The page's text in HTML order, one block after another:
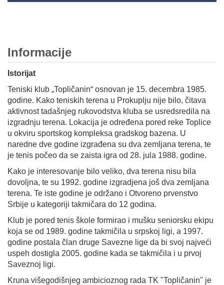
Informacije
Istorijat
Teniski klub „Topličanin“ osnovan je 15. decembra 1985.
godine. Kako teniskih terena u Prokuplju nije bilo, čitava
aktivnost tadašnjeg rukovodstva kluba se usredsredila na
izgradnju terena. Lokacija je određena pored reke Toplice
u okviru sportskog kompleksa gradskog bazena. U
naredne dve godine izgrađena su dva zemljana terena, te
je tenis počeo da se zaista igra od 28. jula 1988. godine.
Kako je interesovanje bilo veliko, dva terena nisu bila
dovoljna, te su 1992. godine izgradjena još dva zemljana
terena. Te iste godine je održano i Otvoreno prvenstvo
Srbije u kategoriji takmičara do 12 godina.
Klub je pored tenis škole formirao i mušku seniorsku ekipu
koja se od 1989. godine takmičila u srpskoj ligi, a 1997.
godine postala član druge Savezne lige da bi svoj najveći
uspeh dostigla 2005. godine kada se takmičila i u prvoj
Saveznoj ligi.
Kruna višegodišnjeg ambicioznog rada TK "Topličanin" je